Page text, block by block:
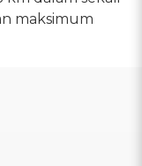
maksimum